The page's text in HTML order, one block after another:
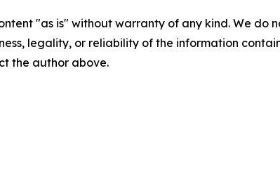
"as is" without warranty of any kind. We
legality, or reliability of the information
the author above.